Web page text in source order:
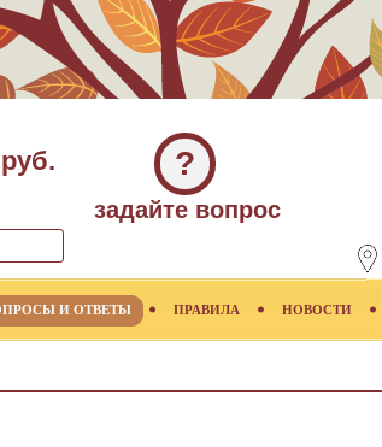
?
задайте вопрос
И ОТВЕТЫ ПРАВИЛА НОВОСТИ